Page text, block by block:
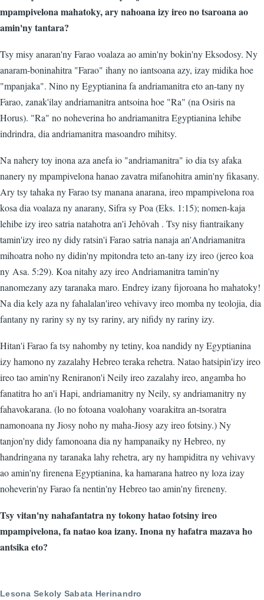
mpampivelona mahatoky, ary nahoana izy ireo no tsaroana ao
amin'ny tantara?
Tsy misy anaran'ny Farao voalaza ao amin'ny bokin'ny Eksodosy. Ny
anaram-boninahitra "Farao" ihany no iantsoana azy, izay midika hoe
"mpanjaka". Nino ny Egyptianina fa andriamanitra eto an-tany ny
Farao, zanak'ilay andriamanitra antsoina hoe "Ra" (na Osiris na
Horus). "Ra" no noheverina ho andriamanitra Egyptianina lehibe
indrindra, dia andriamanitra masoandro mihitsy.
Na nahery toy inona aza anefa io "andriamanitra" io dia tsy afaka
nanery ny mpampivelona hanao zavatra mifanohitra amin'ny fikasany.
Ary tsy tahaka ny Farao tsy manana anarana, ireo mpampivelona roa
kosa dia voalaza ny anarany, Sifra sy Poa (Eks. 1:15); nomen-kaja
lehibe izy ireo satria natahotra an'i Jehôvah . Tsy nisy fiantraikany
tamin'izy ireo ny didy ratsin'i Farao satria nanaja an'Andriamanitra
mihoatra noho ny didin'ny mpitondra teto an-tany izy ireo (jereo koa
ny Asa. 5:29). Koa nitahy azy ireo Andriamanitra tamin'ny
nanomezany azy taranaka maro. Endrey izany fijoroana ho mahatoky!
Na dia kely aza ny fahalalan'ireo vehivavy ireo momba ny teolojia, dia
fantany ny rariny sy ny tsy rariny, ary nifidy ny rariny izy.
Hitan'i Farao fa tsy nahomby ny tetiny, koa nandidy ny Egyptianina
izy hamono ny zazalahy Hebreo teraka rehetra. Natao hatsipin'izy ireo
ireo tao amin'ny Reniranon'i Neily ireo zazalahy ireo, angamba ho
fanatitra ho an'i Hapi, andriamanitry ny Neily, sy andriamanitry ny
fahavokarana. (lo no fotoana voalohany voarakitra an-tsoratra
namonoana ny Jiosy noho ny maha-Jiosy azy ireo fotsiny.) Ny
tanjon'ny didy famonoana dia ny hampanaiky ny Hebreo, ny
handringana ny taranaka lahy rehetra, ary ny hampiditra ny vehivavy
ao amin'ny firenena Egyptianina, ka hamarana hatreo ny loza izay
noheverin'ny Farao fa nentin'ny Hebreo tao amin'ny fireneny.
Tsy vitan'ny nahafantatra ny tokony hatao fotsiny ireo
mpampivelona, fa natao koa izany. Inona ny hafatra mazava ho
antsika eto?
Lesona Sekoly Sabata Herinandro